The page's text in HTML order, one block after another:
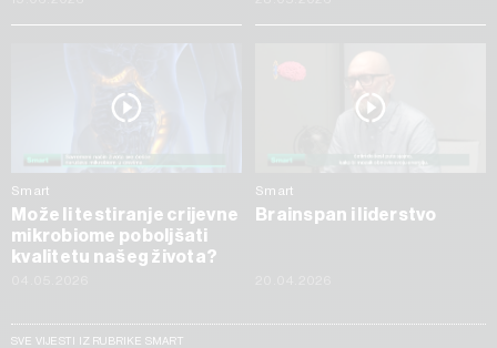
Smart
Može li testiranje crijevne
mikrobiome poboljšati
kvalitetu našeg života?
Smart
Brainspan i liderstvo
SVE VIJESTI IZ RUBRIKE SMART